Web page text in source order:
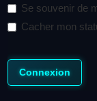
Se souvenir de
Cacher mon